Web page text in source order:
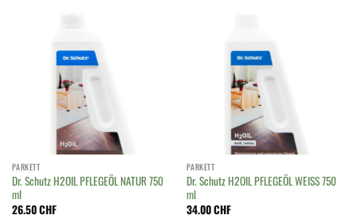
PARKETT
Dr. Schutz H2OIL PFLEGEÖL NATUR 750
ml
26.50CHF
PARKETT
Dr. Schutz H2OIL PFLEGEÖL WEISS 750
ml
34.00CHF